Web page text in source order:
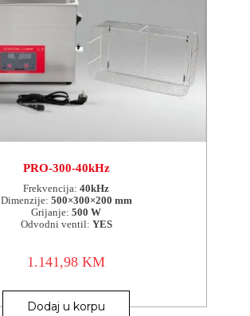
PRO-300-40kHz
Frekvencija: 40kHz
Dimenzije: 500×300×200 mm
Grijanje: 500 W
Odvodni ventil: YES
1.141,98KM
Dodaj u korpu